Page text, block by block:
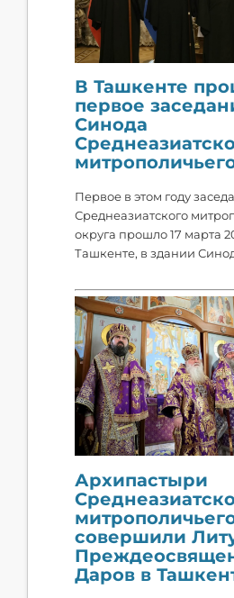
В Ташкенте
первое
Синода
Первое в этом году
Среднеазиатского
округа прошло 17 марта
Ташкенте, в здании
Архипастыри
совершили
Даров в